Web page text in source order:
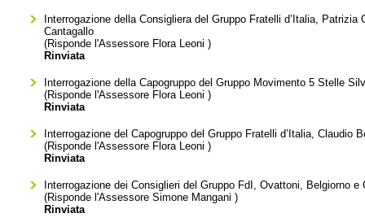
Interrogazione della Consigliera del Gruppo Fratelli d’Italia,
Cantagallo
(Risponde l'Assessore Flora Leoni )
Rinviata
Interrogazione della Capogruppo del Gruppo Movimento 5 Stelle
(Risponde l'Assessore Flora Leoni )
Rinviata
Interrogazione del Capogruppo del Gruppo Fratelli d’Italia,
(Risponde l'Assessore Flora Leoni )
Rinviata
Interrogazione dei Consiglieri del Gruppo FdI, Ovattoni, Belgiorno
(Risponde l'AssessoreSimone Mangani )
Rinviata